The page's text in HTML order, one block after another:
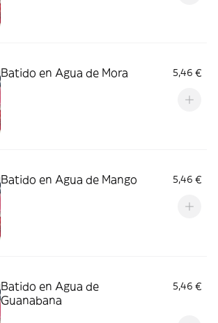
Batido en Agua de Mora 5,46 €
Batido en Agua de Mango 5,46 €
Batido en Agua de
Guanabana
5,46 €